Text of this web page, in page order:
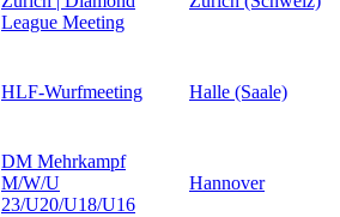
League Meeting
HLF-Wurfmeeting Halle (Saale)
DM Mehrkampf
M/W/U
23/U20/U18/U16
Hannover